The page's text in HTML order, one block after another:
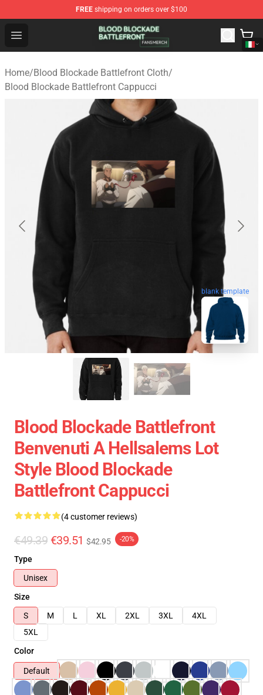
FREE shipping on orders over $100
Open menu
Blood Blockade Battlefront Shop - Official Blood
Home/Blood Blockade Battlefront Cloth/
Blood Blockade Battlefront Cappucci
blank template
Blood Blockade Battlefront
Benvenuti A Hellsalems Lot
Style Blood Blockade
Battlefront Cappucci
(4 customer reviews)
€49.39 €39.51 $42.95 -20%
Type
Unisex
Size
S
M L XL 2XL 3XL
4XL
5XL
Color
Default